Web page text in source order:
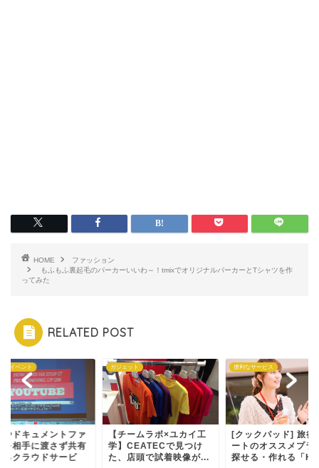
HOME
ファッション
もふもふ裏起毛のパーカーいいわ～！tmixでオリジナルパーカーとTシャツを作
ってみた
RELATED POST
ーイベント
やドキュメントファ
を相手に渡さず共有
るクラウドサービ
ガジェット
【チームラボ×ユカイ工
学】CEATECで見つけ
た、店頭で試着映像が...
便利なサービス
[クックパッド] 旅行
ートのオススメプラ
探せる・作れる「